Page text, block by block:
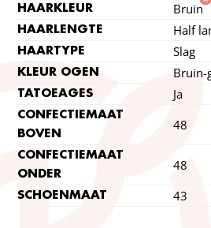
HAARKLEUR Bruin
HAARLENGTE Half
HAARTYPE Slag
KLEUR OGEN Bruin-
TATOEAGES Ja
CONFECTIEMAAT
BOVEN
48
CONFECTIEMAAT
ONDER
48
SCHOENMAAT 43